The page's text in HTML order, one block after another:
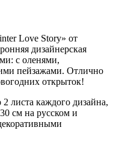
Love Story» от
дизайнерская
с оленями,
пейзажами. Отлично
открыток!
листа каждого дизайна,
см на русском и